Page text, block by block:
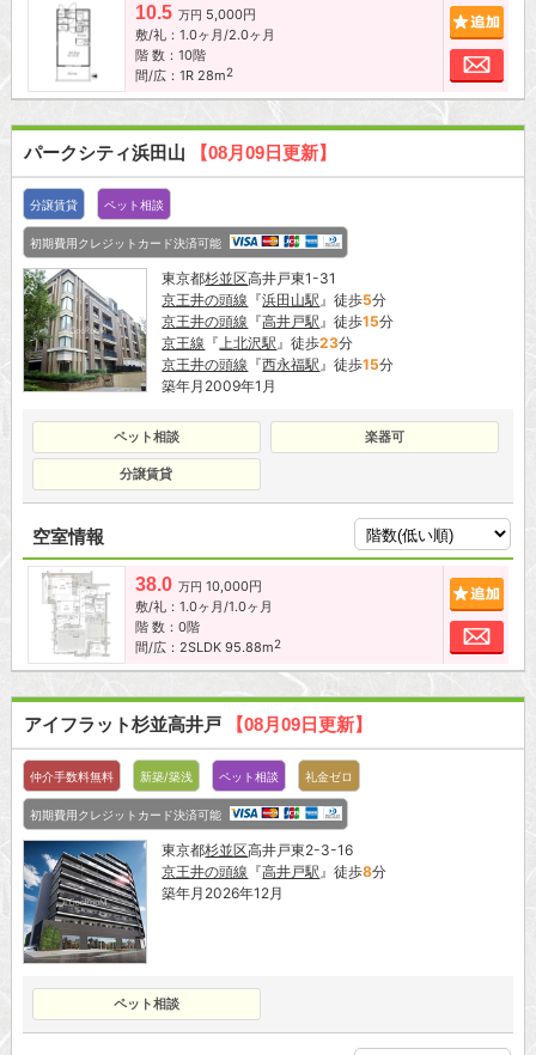
10.5 万円 5,000円
敷/礼：1.0ヶ月/2.0ヶ月
階 数：10階
間/広：1R 28m2
お
パークシティ浜田山 【08月09日更新】
分譲賃貸 ペット相談
初期費用クレジットカード決済可能
東京都杉並区高井戸東1-31
京王井の頭線 『浜田山駅 』徒歩5分
京王井の頭線 『高井戸駅 』徒歩15分
京王線 『 上北沢駅 』徒歩23分
京王井の頭線 『西永福駅 』徒歩15分
築年月2009年1月
ペット相談 楽器可
分譲賃貸
空室情報
38.0 万円 10,000円
敷/礼：1.0ヶ月/1.0ヶ月
階 数：0階
間/広：2SLDK 95.88m2
お
アイフラット杉並高井戸 【08月09日更新】
仲介手数料無料 新築/築浅 ペット相談 礼金ゼロ
初期費用クレジットカード決済可能
東京都杉並区高井戸東2-3-16
京王井の頭線 『高井戸駅 』徒歩8分
築年月2026年12月
ペット相談